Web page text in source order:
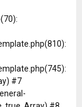
#7